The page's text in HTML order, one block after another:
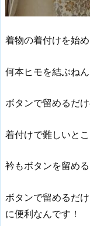
着物の着付けを始
何本ヒモを結ぶね
ボタンで留めるだ
着付けで難しいとこ
衿もボタンを留め
ボタンで留めるだ
に便利なんです！